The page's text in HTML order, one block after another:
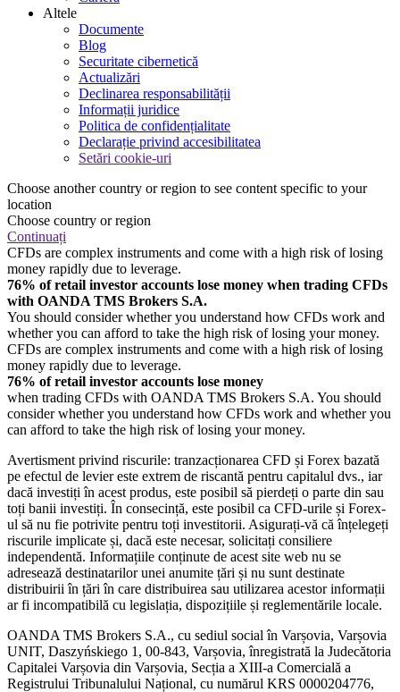
Altele
Documente
Blog
Securitate cibernetică
Actualizări
Declinarea responsabilității
Informații juridice
Politica de confidențialitate
Declarație privind accesibilitatea
Setări cookie-uri
Choose another country or region to see content specific to your
location
Choose country or region
Continuați
CFDs are complex instruments and come with a high risk of losing
money rapidly due to leverage.
76% of retail investor accounts lose money when trading CFDs
with OANDA TMS Brokers S.A.
You should consider whether you understand how CFDs work and
whether you can afford to take the high risk of losing your money.
CFDs are complex instruments and come with a high risk of losing
money rapidly due to leverage.
76% of retail investor accounts lose money
when trading CFDs with OANDA TMS Brokers S.A. You should
consider whether you understand how CFDs work and whether you
can afford to take the high risk of losing your money.
Avertisment privind riscurile: tranzacționarea CFD și Forex bazată
pe efectul de levier este extrem de riscantă pentru capitalul dvs., iar
dacă investiți în acest produs, este posibil să pierdeți o parte din sau
toți banii investiți. În consecință, este posibil ca CFD-urile și Forex-
ul să nu fie potrivite pentru toți investitorii. Asigurați-vă că înțelegeți
riscurile implicate și, dacă este necesar, solicitați consiliere
independentă. Informațiile conținute de acest site web nu se
adresează destinatarilor unei anumite țări și nu sunt destinate
distribuirii în țări în care distribuirea sau utilizarea acestor informații
ar fi incompatibilă cu legislația, dispozițiile și reglementările locale.
OANDA TMS Brokers S.A., cu sediul social în Varșovia, Varșovia
UNIT, Daszyńskiego 1, 00-843, Varșovia, înregistrată la Judecătoria
Capitalei Varșovia din Varșovia, Secția a XIII-a Comercială a
Registrului Tribunalului Național, cu numărul KRS 0000204776,